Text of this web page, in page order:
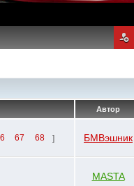
Автор
67 68 ] БМВэшник
MASTA